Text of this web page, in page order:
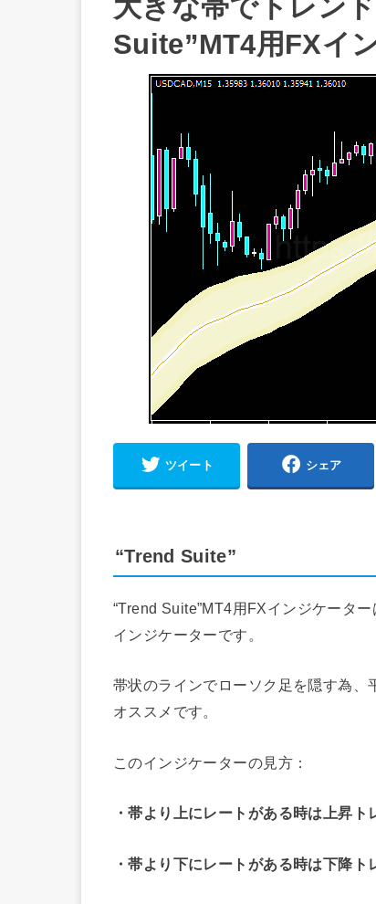
大きな帯でトレン
Suite”MT4用FXイ
ツイート シェア
“Trend Suite”
“Trend Suite”MT4用FXインジケータ
インジケーターです。
帯状のラインでローソク足を隠す為、
オススメです。
このインジケーターの見方：
・帯より上にレートがある時は上昇ト
・帯より下にレートがある時は下降ト